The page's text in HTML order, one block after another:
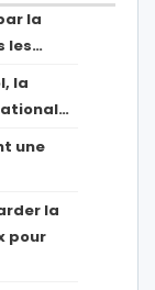
la
les…
la
une
la
pour